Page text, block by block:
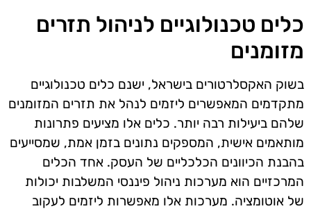
כלים טכנולוגיים לניהול תזרים
מזומנים
בשוק האקסלרטורים בישראל, ישנם כלים טכנולוגיים
מתקדמים המאפשרים ליזמים לנהל את תזרים המזומנים
שלהם ביעילות רבה יותר. כלים אלו מציעים פתרונות
מותאמים אישית, המספקים נתונים בזמן אמת, שמסייעים
בהבנת הכיוונים הכלכליים של העסק. אחד הכלים
המרכזיים הוא מערכות ניהול פיננסי המשלבות יכולות
של אוטומציה. מערכות אלו מאפשרות ליזמים לעקוב